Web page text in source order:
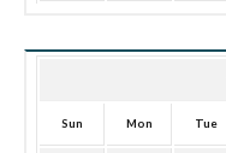
Sun Mon Tue